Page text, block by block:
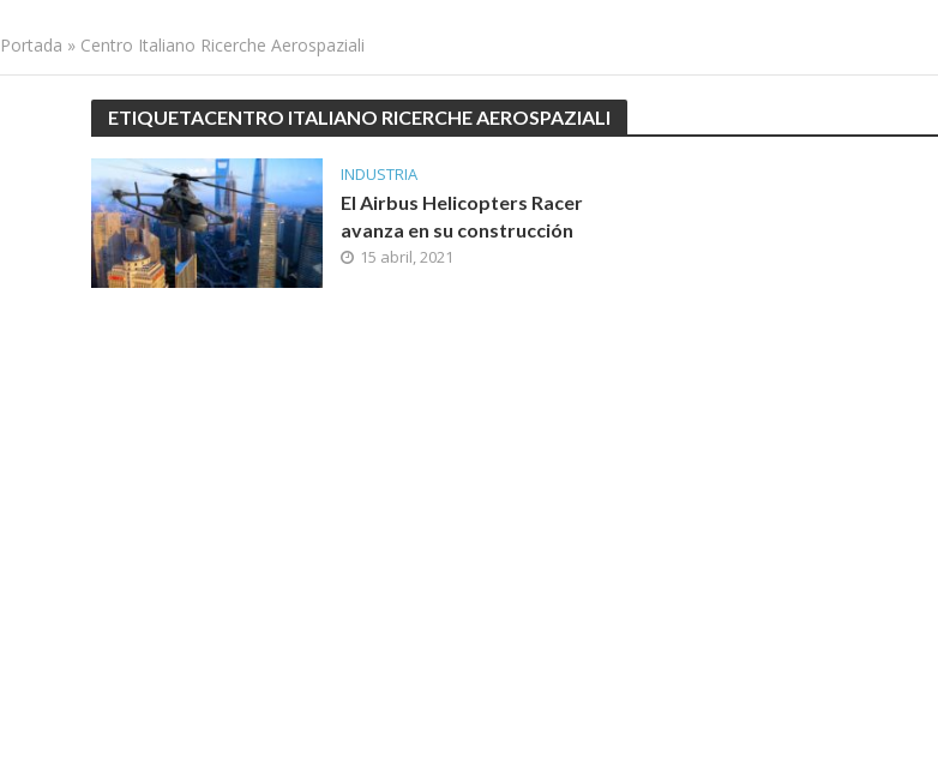
Portada » Centro Italiano Ricerche Aerospaziali
ETIQUETACENTRO ITALIANO RICERCHE AEROSPAZIALI
INDUSTRIA
El Airbus Helicopters Racer
avanza en su construcción
15 abril, 2021